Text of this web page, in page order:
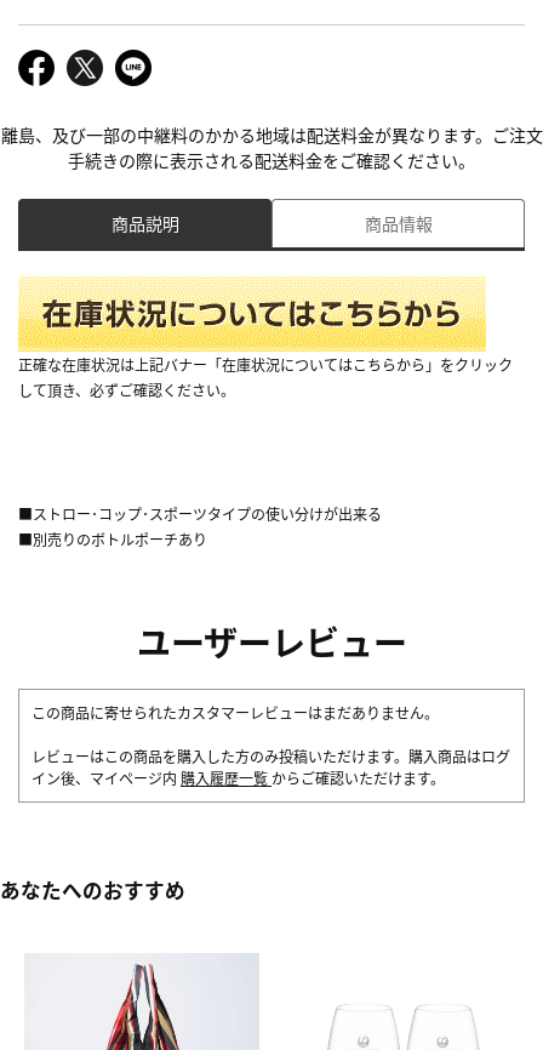
離島、及び一部の中継料のかかる地域は配送料金が異なります。ご注文
手続きの際に表示される配送料金をご確認ください。
商品説明 商品情報
正確な在庫状況は上記バナー「在庫状況についてはこちらから」をクリック
して頂き、必ずご確認ください。
■ストロー･コップ･スポーツタイプの使い分けが出来る
■別売りのボトルポーチあり
ユーザーレビュー
この商品に寄せられたカスタマーレビューはまだありません。
レビューはこの商品を購入した方のみ投稿いただけます。購入商品はログ
イン後、マイページ内 購入履歴一覧 からご確認いただけます。
あなたへのおすすめ